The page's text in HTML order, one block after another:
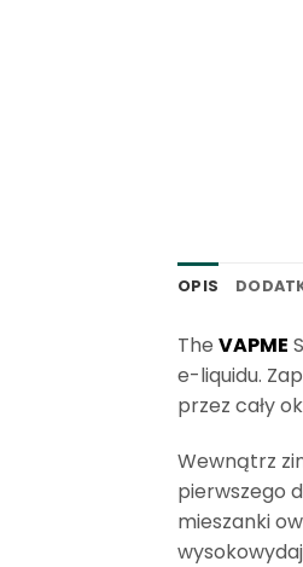
OPIS
The VAPME
e-liquidu.
przez cały
Wewnątrz
pierwszego
mieszanki